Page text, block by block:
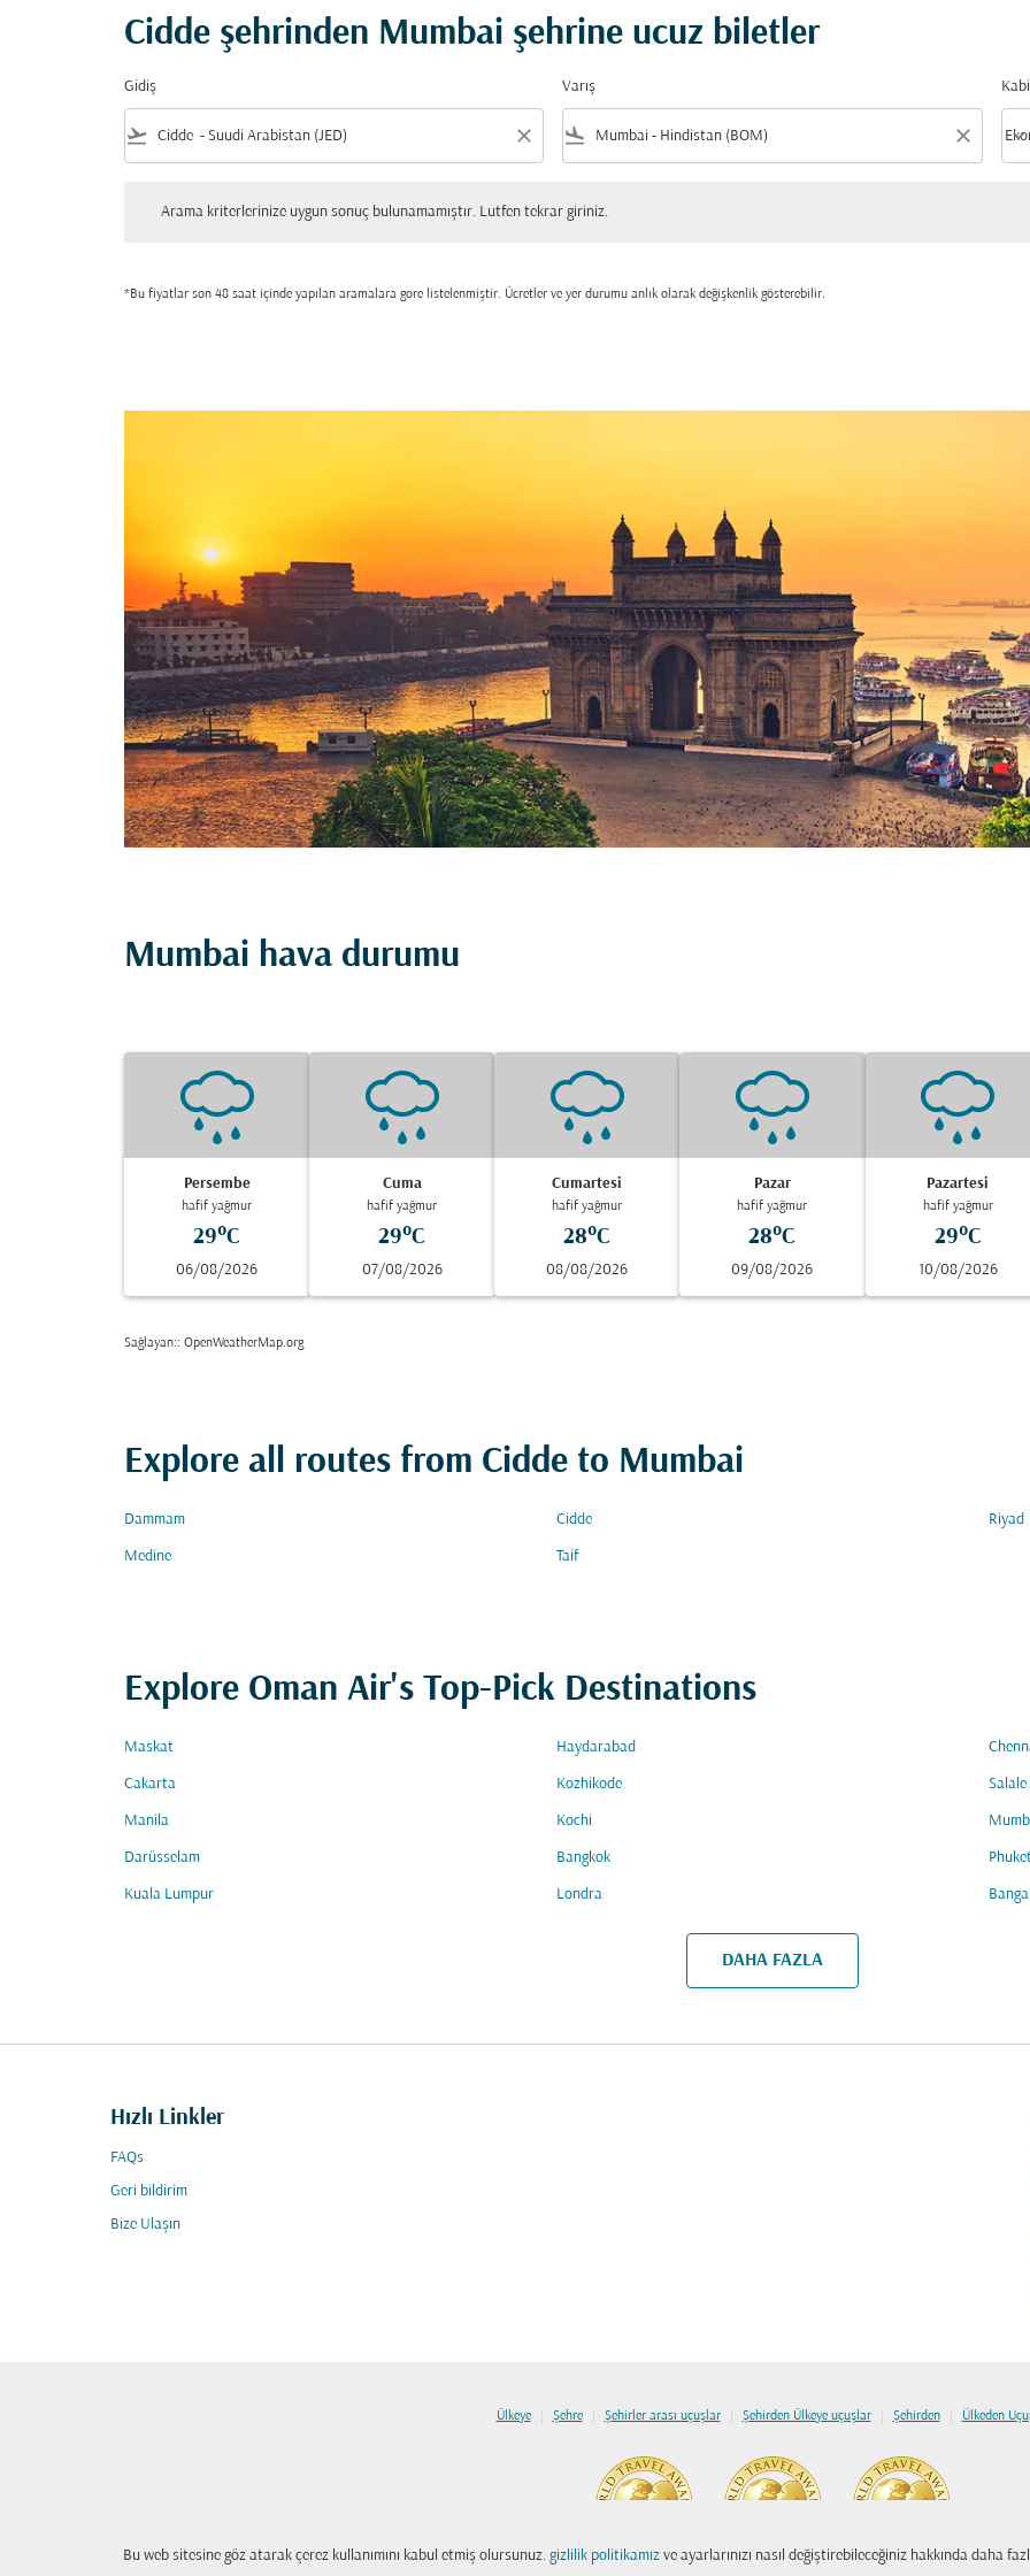
Bu web sitesine göz atarak çerez kullanımını kabul etmiş olursunuz. gizlilik politikamızve ayarlarınızı nasıl değiştirebileceğiniz hakkında daha
Cidde şehrinden Mumbai şehrine ucuz biletler
Gidiş
flight_takeoff close
Varış
flight_land close keyboard_arrow_down
Arama kriterlerinize uygun sonuç bulunamamıştır. Lutfen tekrar giriniz.
*Bu fiyatlar son 48 saat içinde yapılan aramalara gore listelenmiştir. Ücretler ve yer durumu anlık olarak değişkenlik gösterebilir.
Mumbai hava durumu
Persembe
hafif yağmur
29°C
06/08/2026
Cuma
hafif yağmur
29°C
07/08/2026
Cumartesi
hafif yağmur
28°C
08/08/2026
Pazar
hafif yağmur
28°C
09/08/2026
Pazartesi
hafif yağmur
29°C
10/08/2026
Sağlayan:: OpenWeatherMap.org
Explore all routes from Cidde to Mumbai
Dammam Cidde Riyad
Medine Taif
Explore Oman Air's Top-Pick Destinations
Maskat Haydarabad
Cakarta Kozhikode Salale
Manila Kochi
Darüsselam Bangkok
Kuala Lumpur Londra
DAHA FAZLA
Hızlı Linkler
FAQs
Geri bildirim
Bize Ulaşın
Ülkeye | Şehre | Şehirler arası uçuşlar | Şehirden Ülkeye uçuşlar | Şehirden | Ülkeden